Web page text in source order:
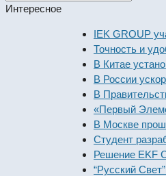
this
Интересное
IEK GROUP
Точность и
В Китае
В России ускорят
В Правительстве
«Первый Элемент»
В Москве прошел
Студент
Решение EKF
“Русский Свет”